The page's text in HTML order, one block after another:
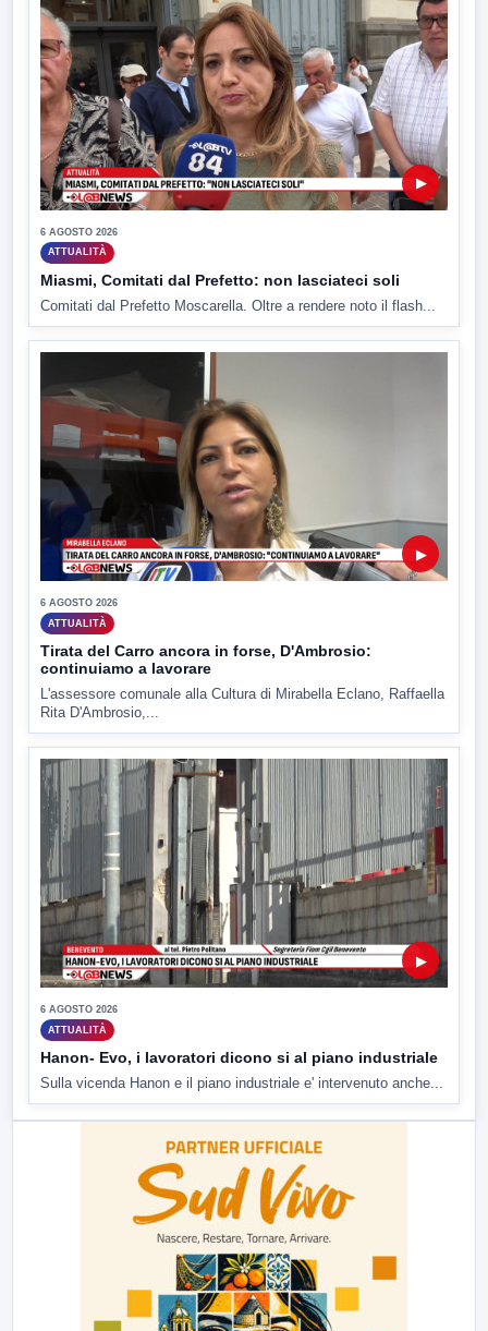
▶
6 AGOSTO 2026
ATTUALITÀ
Miasmi, Comitati dal Prefetto: non lasciateci soli
Comitati dal Prefetto Moscarella. Oltre a rendere noto il flash...
▶
6 AGOSTO 2026
ATTUALITÀ
Tirata del Carro ancora in forse, D'Ambrosio:
continuiamo a lavorare
L'assessore comunale alla Cultura di Mirabella Eclano, Raffaella
Rita D'Ambrosio,...
▶
6 AGOSTO 2026
ATTUALITÀ
Hanon- Evo, i lavoratori dicono si al piano industriale
Sulla vicenda Hanon e il piano industriale e' intervenuto anche...